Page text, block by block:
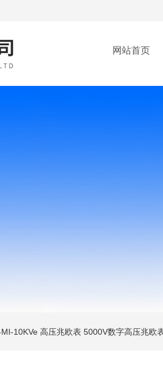
网站首页
10KVe 高压兆欧表 5000V数字高压兆欧